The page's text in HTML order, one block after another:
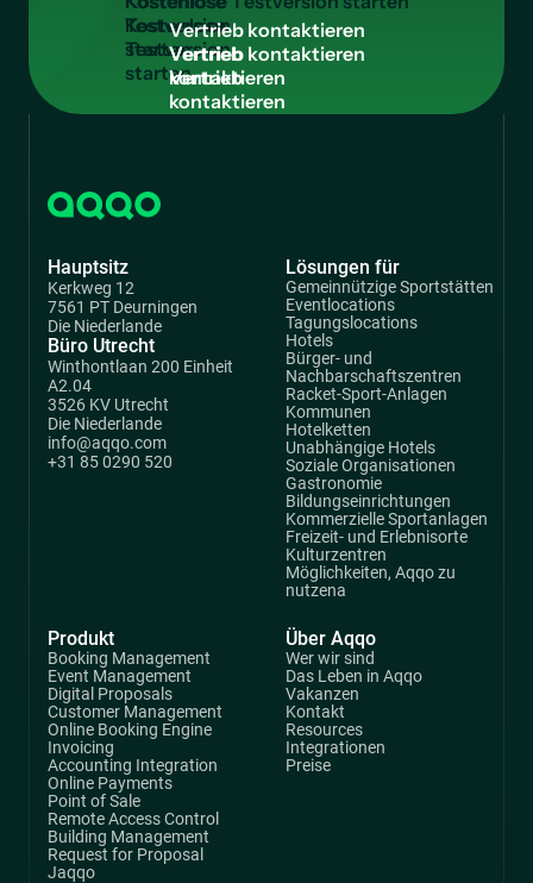
Testversion
starten
Vertrieb kontaktieren
Vertrieb
kontaktieren
Hauptsitz
Kerkweg 12
7561 PT Deurningen
Die Niederlande
Büro Utrecht
Winthontlaan 200 Einheit
A2.04
3526 KV Utrecht
Die Niederlande
info@aqqo.com
+31 85 0290 520
Produkt
Booking Management
Event Management
Digital Proposals
Customer Management
Online Booking Engine
Invoicing
Accounting Integration
Online Payments
Point of Sale
Remote Access Control
Building Management
Request for Proposal
Jaqqo
Lösungen für
Gemeinnützige Sportstätten
Eventlocations
Tagungslocations
Hotels
Bürger- und
Nachbarschaftszentren
Racket-Sport-Anlagen
Kommunen
Hotelketten
Unabhängige Hotels
Soziale Organisationen
Gastronomie
Bildungseinrichtungen
Kommerzielle Sportanlagen
Freizeit- und Erlebnisorte
Kulturzentren
Möglichkeiten, Aqqo zu
nutzena
Über Aqqo
Wer wir sind
Das Leben in Aqqo
Vakanzen
Kontakt
Resources
Integrationen
Preise